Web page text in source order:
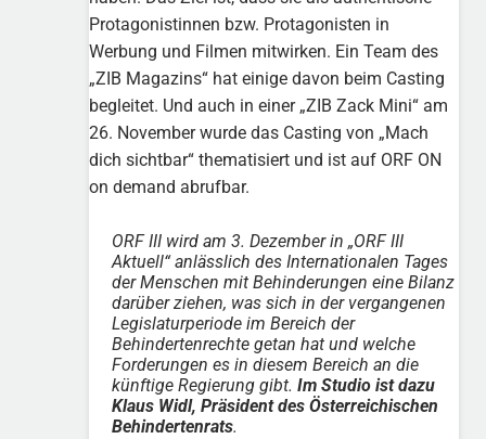
Protagonistinnen bzw. Protagonisten in
Werbung und Filmen mitwirken. Ein Team des
„ZIB Magazins“ hat einige davon beim Casting
begleitet. Und auch in einer „ZIB Zack Mini“ am
26. November wurde das Casting von „Mach
dich sichtbar“ thematisiert und ist auf ORF ON
on demand abrufbar.
ORF III wird am 3. Dezember in „ORF III
Aktuell“ anlässlich des Internationalen Tages
der Menschen mit Behinderungen eine Bilanz
darüber ziehen, was sich in der vergangenen
Legislaturperiode im Bereich der
Behindertenrechte getan hat und welche
Forderungen es in diesem Bereich an die
künftige Regierung gibt.Im Studio ist dazu
Klaus Widl, Präsident des Österreichischen
Behindertenrats.